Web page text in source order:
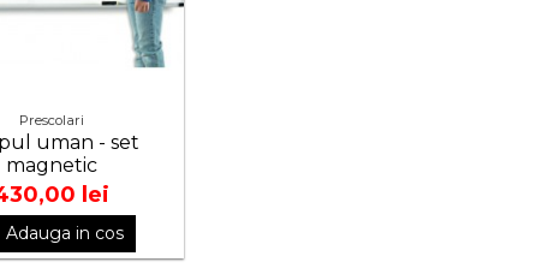
Prescolari
uman - set
magnetic
lei
Adauga in cos